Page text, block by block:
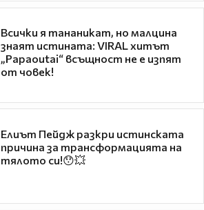
Всички я тананикат, но малцина
знаят истината: VIRAL хитът
„Papaoutai“ всъщност не е изпят
от човек!
Елиът Пейдж разкри истинската
причина за трансформацията на
тялото си!😯💥